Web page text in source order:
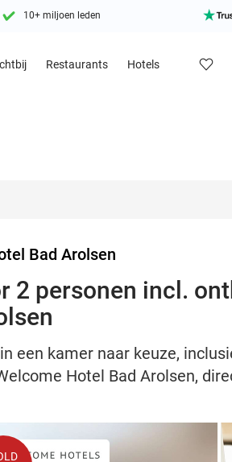
10+ miljoen leden
Restaurants Hotels
Bad Arolsen
2 personen incl.
een kamer naar keuze,
Hotel Bad Arolsen,